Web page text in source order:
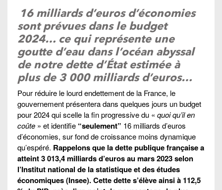
16 milliards d’euros d’économies
sont prévues dans le budget
2024… ce qui représente une
goutte d’eau dans l’océan abyssal
de notre dette d’État estimée à
plus de 3 000 milliards d’euros…
Pour réduire le lourd endettement de la France, le
gouvernement présentera dans quelques jours un budget
pour 2024 qui scelle la fin progressive du « quoi qu’il en
coûte » et identifie “seulement” 16 milliards d’euros
d’économies, sur fond de croissance moins dynamique
qu’espéré. Rappelons que la dette publique française a
atteint 3 013,4 milliards d’euros au mars 2023 selon
l’Institut national de la statistique et des études
économiques (Insee). Cette dette s’élève ainsi à 112,5